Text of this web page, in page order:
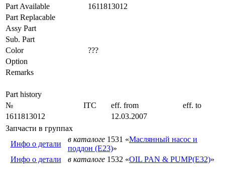
Part Available
1611813012
Part Replacable
Assy Part
Sub. Part
Color
???
Option
Remarks
Part history
№
ITC eff. from
eff. to
1611813012
12.03.2007
Запчасти в группах
Инфо о детали
в каталоге 1531 «Маслянный насос и
поддон (E23)»
Инфо о детали
в каталоге 1532 «OIL PAN & PUMP(E32)»